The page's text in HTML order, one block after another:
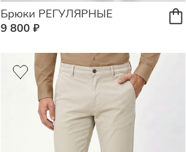
Брюки РЕГУЛЯРНЫЕ
9 800 ₽